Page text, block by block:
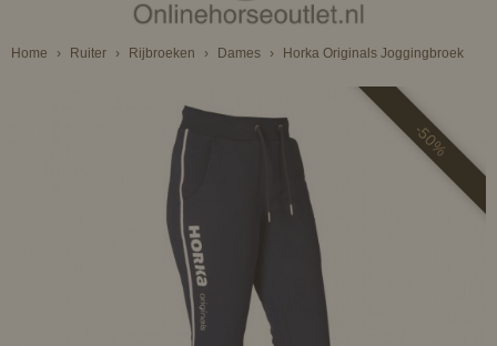
Home › Ruiter › Rijbroeken › Dames › Horka Originals Joggingbroek
-50%